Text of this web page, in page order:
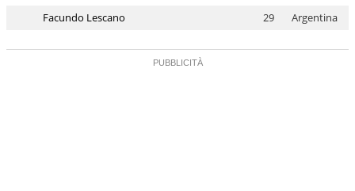
Facundo Lescano
29 Argentina